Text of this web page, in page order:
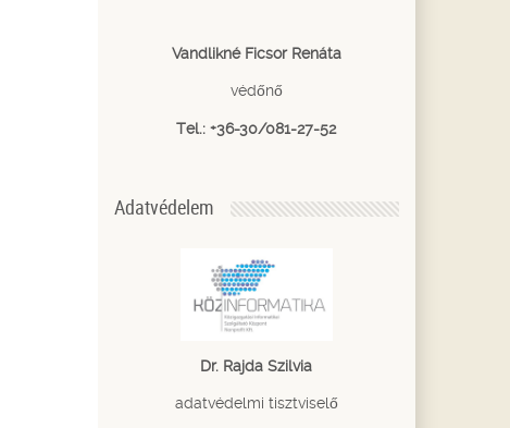
Vandlikné Ficsor Renáta
védőnő
Tel.: +36-30/081-27-52
Adatvédelem
Dr. Rajda Szilvia
adatvédelmi tisztviselő